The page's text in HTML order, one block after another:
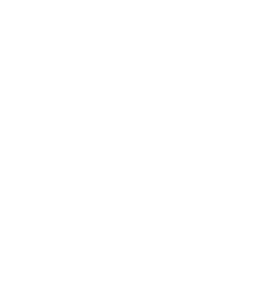
socializovat štěně,
vyrostl sebevědomý
→